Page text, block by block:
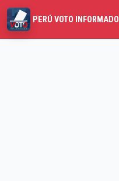
PERÚ VOTO INFORMADO